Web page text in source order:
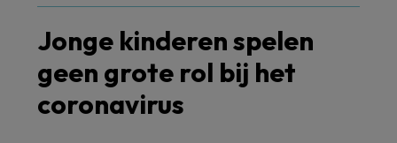
Jonge kinderen spelen
geen grote rol bij het
coronavirus